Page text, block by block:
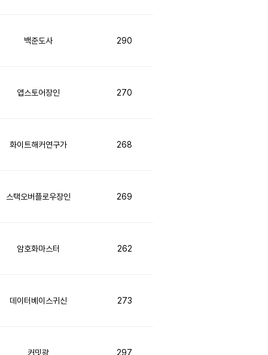
백준도사 290
앱스토어장인 270
화이트해커연구가 268
스택오버플로우장인 269
암호화마스터 262
데이터베이스귀신 273
커밋광 297